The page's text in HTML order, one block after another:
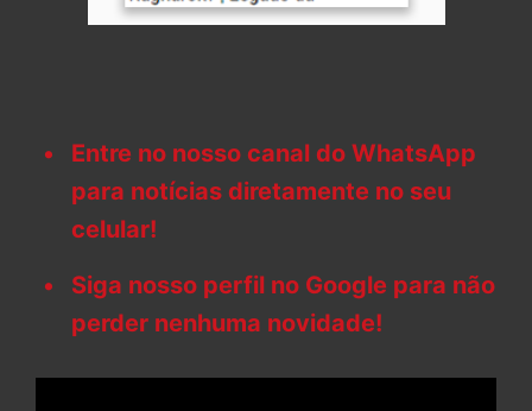
Entre no nosso canal do WhatsApp
para notícias diretamente no seu
celular!
Siga nosso perfil no Google para não
perder nenhuma novidade!